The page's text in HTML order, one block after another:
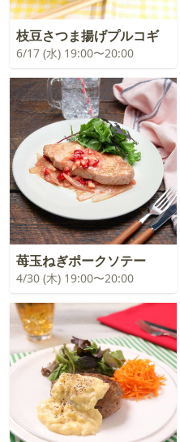
枝豆さつま揚げプルコギ
6/17 (水) 19:00〜20:00
苺玉ねぎポークソテー
4/30 (木) 19:00〜20:00